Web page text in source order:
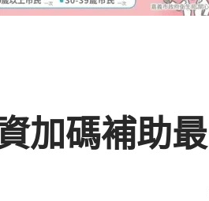
碼補助最